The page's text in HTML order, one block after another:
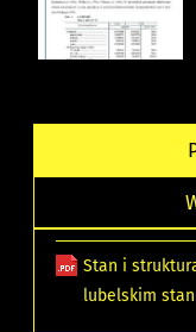
Stan i
lubelskim stan